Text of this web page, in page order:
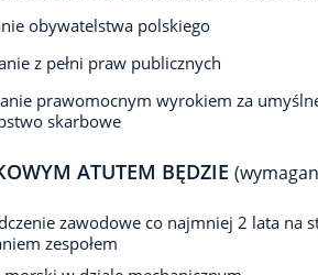
obywatelstwa polskiego
z pełni praw publicznych
prawomocnym wyrokiem za
skarbowe
ATUTEM BĘDZIE
zawodowe co najmniej 2 lata na
zespołem